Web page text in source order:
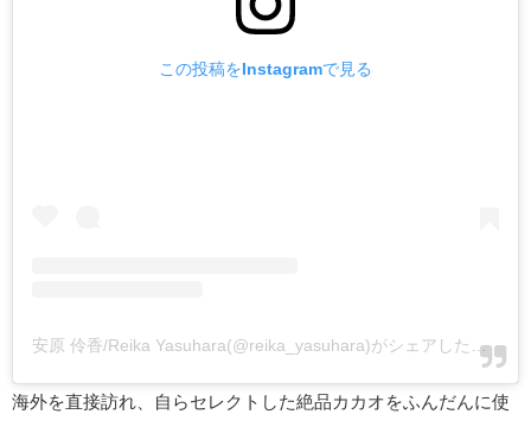
この投稿をInstagramで見る
安原 伶香/Reika Yasuhara(@reika_yasuhara)がシェアした投稿 -
海外を直接訪れ、自らセレクトした絶品カカオをふんだんに使